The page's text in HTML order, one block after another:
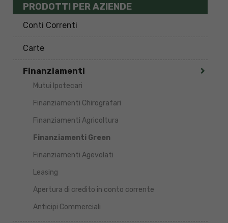
PRODOTTI PER AZIENDE
Conti Correnti
Carte
Finanziamenti
Mutui Ipotecari
Finanziamenti Chirografari
Finanziamenti Agricoltura
Finanziamenti Green
Finanziamenti Agevolati
Leasing
Apertura di credito in conto corrente
Anticipi Commerciali